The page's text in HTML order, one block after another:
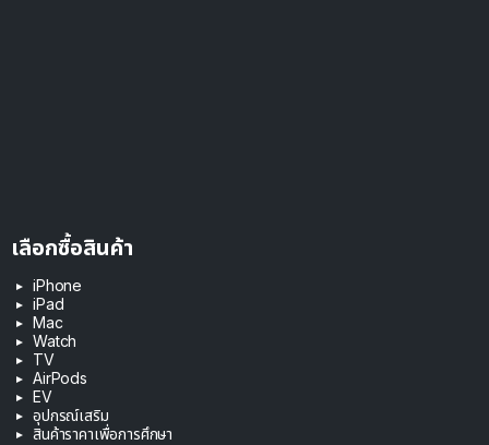
เลือกซื้อสินค้า
iPhone
iPad
Mac
Watch
TV
AirPods
EV
อุปกรณ์เสริม
สินค้าราคาเพื่อการศึกษา